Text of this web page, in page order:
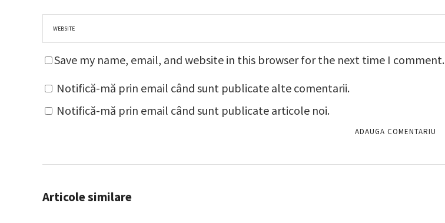
Save my name, email, and website in this browser for the next time I comment.
Notifică-mă prin email când sunt publicate alte comentarii.
Notifică-mă prin email când sunt publicate articole noi.
Articole similare